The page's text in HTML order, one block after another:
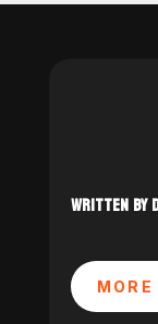
WRITTEN BY